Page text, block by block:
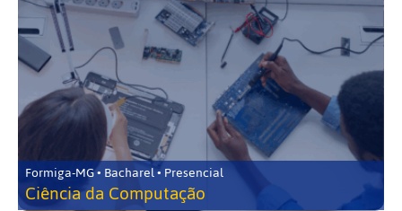
Formiga-MG • Bacharel • Presencial
Ciência da Computação